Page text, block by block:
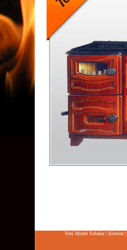
Yeni Model Sobalar| Şömine|